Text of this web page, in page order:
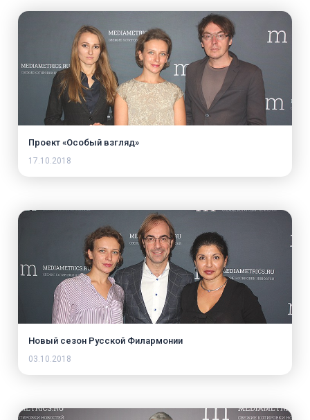
Проект «Особый взгляд»
17.10.2018
Новый сезон Русской Филармонии
03.10.2018